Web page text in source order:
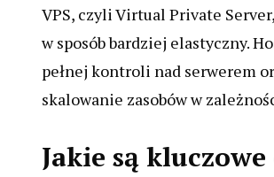
VPS, czyli Virtual Private
w sposób bardziej elastyczny.
pełnej kontroli nad serwerem
skalowanie zasobów w
Jakie są